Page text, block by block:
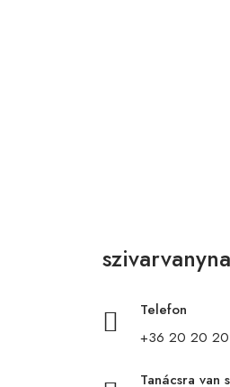
Telefon
+36 20 20
Tanácsra van